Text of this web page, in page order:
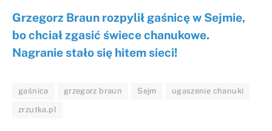
Grzegorz Braun rozpylił gaśnicę w Sejmie,
bo chciał zgasić świece chanukowe.
Nagranie stało się hitem sieci!
gaśnica grzegorz braun Sejm ugaszenie chanuki
zrzutka.pl